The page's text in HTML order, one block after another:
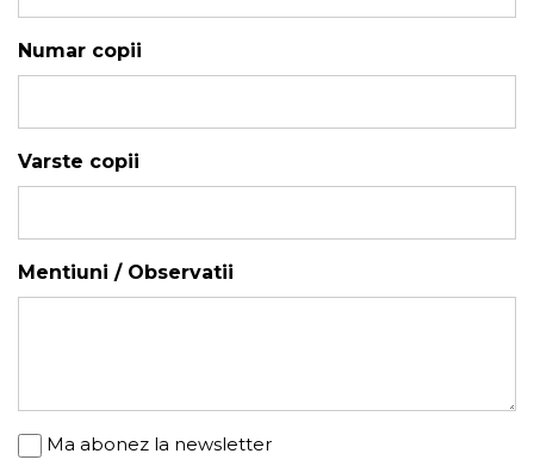
Numar copii
Varste copii
Mentiuni / Observatii
Newsletter
Ma abonez la newsletter